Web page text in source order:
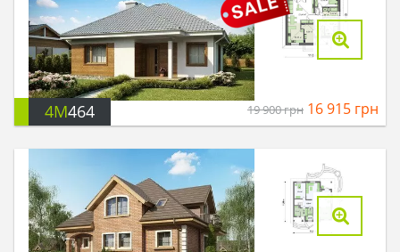
4M464 19 900грн 16 915 грн